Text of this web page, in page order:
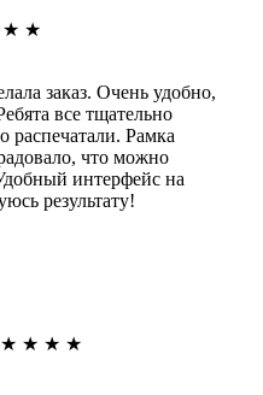
★ ★
заказ. Очень удобно,
все тщательно
распечатали. Рамка
что можно
интерфейс на
результату!
★ ★ ★ ★